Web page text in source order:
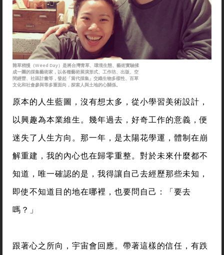
雜草稍慢（Weed Day）是將台灣青草、環境生態、藝術實驗揉
成一團的採集藝術家，以各種藝術展演形式、工作坊、出版、空
間經營、社區計畫等，發起「當代採集」交織生物多樣性、百草
文化和社會參與等多重面向，探索人與土地的心關係。
原本的人生藍圖，沒有想太多，從小學習美術設計，
以興趣為本業維生。幾年過去，好奇工作的意義，便
迷失了人生方向。那一年，是太陽花學運，體制在崩
解重建，我的內心也在歸零重整。對於未來什麼都不
知道，唯一確認的是，我得讓自己去經歷那些未知，
即使不知道目的地在哪裡，也要問自己：「要去
嗎？」
跟著心之所向，宇宙會回應。帶著這樣的信任，有跌